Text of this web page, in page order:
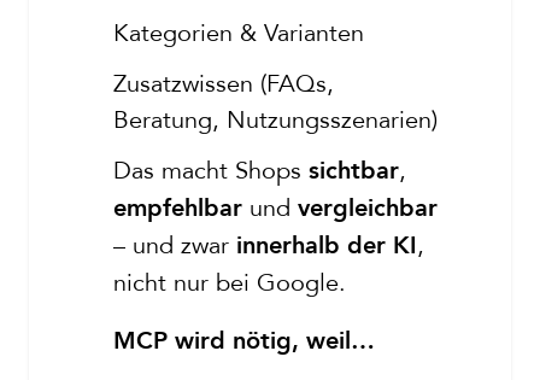
Kategorien & Varianten
Zusatzwissen (FAQs,
Beratung, Nutzungsszenarien)
Das macht Shops sichtbar,
empfehlbar und vergleichbar
– und zwar innerhalb der KI ,
nicht nur bei Google.
MCP wird nötig, weil…